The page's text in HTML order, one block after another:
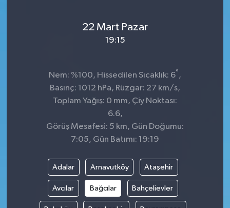
22 Mart Pazar
19:15
Nem: %100, Hissedilen Sıcaklık: 6° ,
Basınç: 1012 hPa, Rüzgar: 27 km/s,
Toplam Yağış: 0 mm, Çiy Noktası:
6.6,
Görüş Mesafesi: 5 km, Gün Doğumu:
7:05, Gün Batımı: 19:19
Adalar Arnavutköy Ataşehir
Avcılar Bağcılar Bahçelievler